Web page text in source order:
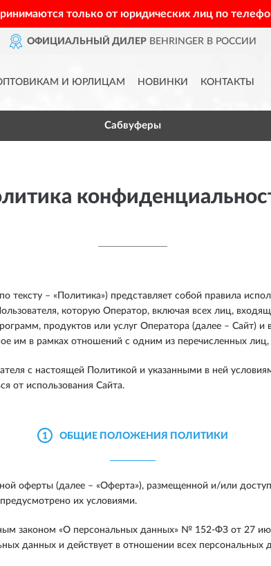
только от юридических лиц по
ОФИЦИАЛЬНЫЙ ДИЛЕРBEHRINGER В РОССИИ
И ЮРЛИЦАМ НОВИНКИ КОНТАКТЫ
Сабвуферы
– «Политика») представляет собой правила
которую Оператор, включая всех лиц,
продуктов или услуг Оператора (далее –
им в рамках отношений с одним из перечисленных
с настоящей Политикой и указанными в ней
от использования Сайта.
1 ОБЩИЕ ПОЛОЖЕНИЯ ПОЛИТИКИ
оферты (далее – «Оферта»), размещенной и/или
их условиями.
законом «О персональных данных» № 152-ФЗ от 27
данных и действует в отношении всех